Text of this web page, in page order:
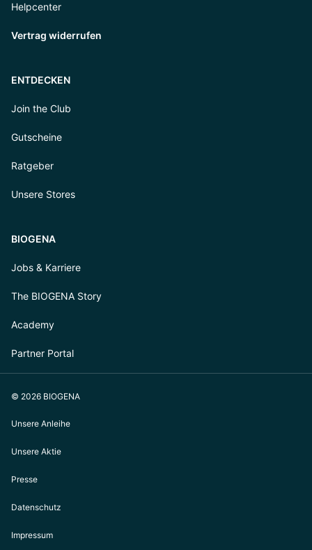
Helpcenter
Vertrag widerrufen
ENTDECKEN
Join the Club
Gutscheine
Ratgeber
Unsere Stores
BIOGENA
Jobs & Karriere
The BIOGENA Story
Academy
Partner Portal
© 2026 BIOGENA
Unsere Anleihe
Unsere Aktie
Presse
Datenschutz
Impressum